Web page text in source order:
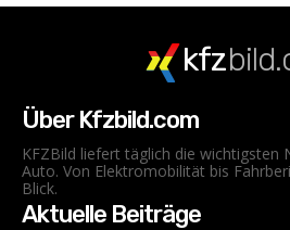
kfz
Über Kfzbild.com
KFZBild liefert täglich die wichtigsten
Auto. Von Elektromobilität bis
Blick.
Aktuelle Beiträge